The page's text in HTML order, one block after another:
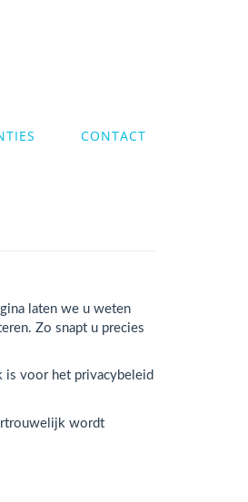
CONTACT
laten we u weten
Zo snapt u precies
is voor het privacybeleid
wordt